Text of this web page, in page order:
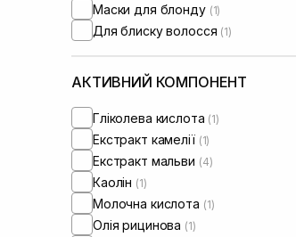
Маски для блонду (1)
Для блиску волосся (1)
АКТИВНИЙ КОМПОНЕНТ
Гліколева кислота (1)
Екстракт камелії (1)
Екстракт мальви (4)
Каолін (1)
Молочна кислота (1)
Олія рицинова (1)